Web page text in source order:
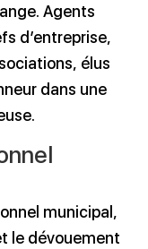
Agents
d’entreprise,
élus
dans une
municipal,
le dévouement